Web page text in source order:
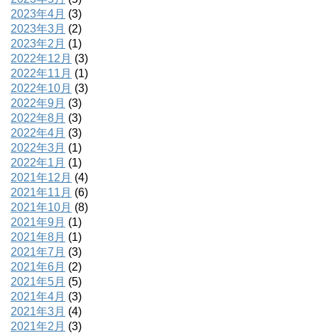
2023年4月 (3)
2023年3月 (2)
2023年2月 (1)
2022年12月 (3)
2022年11月 (1)
2022年10月 (3)
2022年9月 (3)
2022年8月 (3)
2022年4月 (3)
2022年3月 (1)
2022年1月 (1)
2021年12月 (4)
2021年11月 (6)
2021年10月 (8)
2021年9月 (1)
2021年8月 (1)
2021年7月 (3)
2021年6月 (2)
2021年5月 (5)
2021年4月 (3)
2021年3月 (4)
2021年2月 (3)